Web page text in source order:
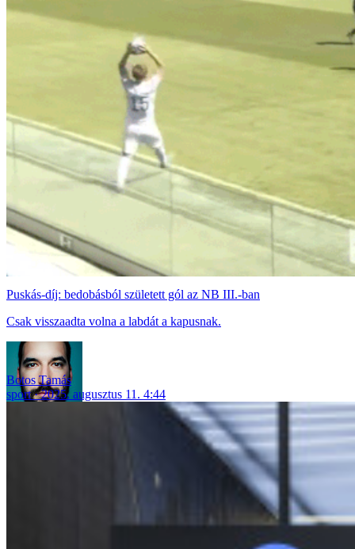
Puskás-díj: bedobásból született gól az NB III.-ban
Csak visszaadta volna a labdát a kapusnak.
Botos Tamás
sport
2025. augusztus 11. 4:44